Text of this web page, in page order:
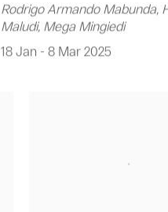
Rodrigo Armando Mabunda,
Maludi, Mega Mingiedi
18 Jan - 8 Mar 2025